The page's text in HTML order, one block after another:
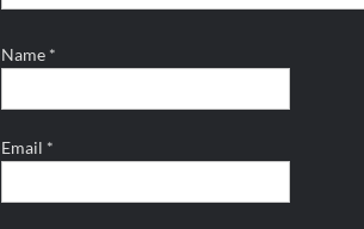
Name *
Email *